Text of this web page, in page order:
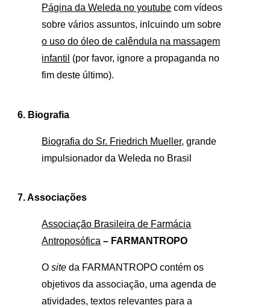
Página da Weleda no youtube com vídeos
sobre vários assuntos, inlcuindo um sobre
o uso do óleo de calêndula na massagem
infantil (por favor, ignore a propaganda no
fim deste último).
6. Biografia
Biografia do Sr. Friedrich Mueller, grande
impulsionador da Weleda no Brasil
7. Associações
Associação Brasileira de Farmácia
Antroposófica – FARMANTROPO
Osite da FARMANTROPO contém os
objetivos da associação, uma agenda de
atividades, textos relevantes para a